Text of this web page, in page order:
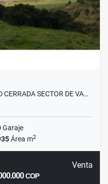
SECTOR DE VA…
Garaje
Área m2
Venta
COP